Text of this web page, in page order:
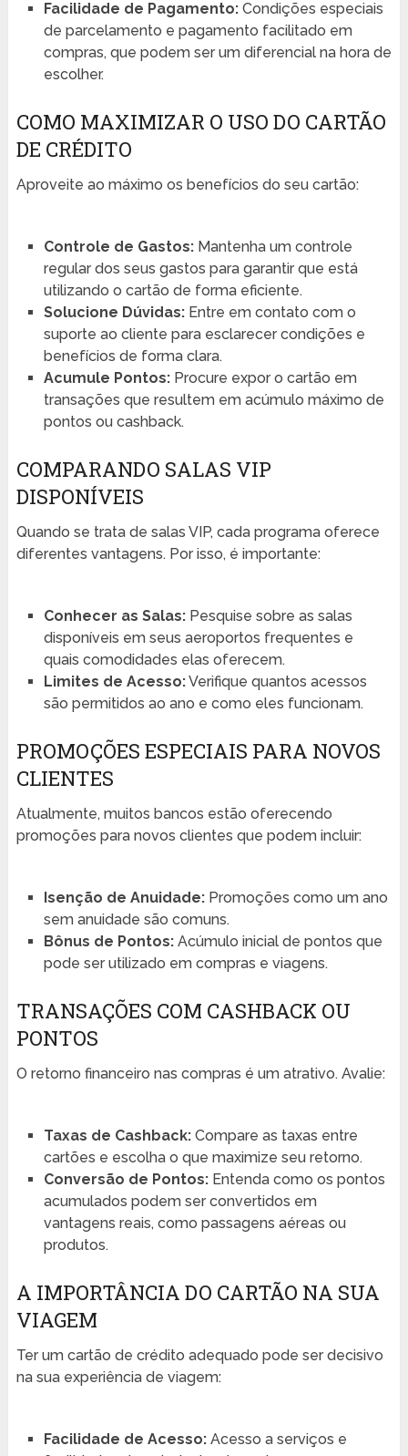
Facilidade de Pagamento:Condições especiais
de parcelamento e pagamento facilitado em
compras, que podem ser um diferencial na hora de
escolher.
COMO MAXIMIZAR O USO DO CARTÃO
DE CRÉDITO
Aproveite ao máximo os benefícios do seu cartão:
Controle de Gastos:Mantenha um controle
regular dos seus gastos para garantir que está
utilizando o cartão de forma eficiente.
Solucione Dúvidas:Entre em contato com o
suporte ao cliente para esclarecer condições e
benefícios de forma clara.
Acumule Pontos:Procure expor o cartão em
transações que resultem em acúmulo máximo de
pontos ou cashback.
COMPARANDO SALAS VIP
DISPONÍVEIS
Quando se trata de salas VIP, cada programa oferece
diferentes vantagens. Por isso, é importante:
Conhecer as Salas:Pesquise sobre as salas
disponíveis em seus aeroportos frequentes e
quais comodidades elas oferecem.
Limites de Acesso:Verifique quantos acessos
são permitidos ao ano e como eles funcionam.
PROMOÇÕES ESPECIAIS PARA NOVOS
CLIENTES
Atualmente, muitos bancos estão oferecendo
promoções para novos clientes que podem incluir:
Isenção de Anuidade:Promoções como um ano
sem anuidade são comuns.
Bônus de Pontos:Acúmulo inicial de pontos que
pode ser utilizado em compras e viagens.
TRANSAÇÕES COM CASHBACK OU
PONTOS
O retorno financeiro nas compras é um atrativo. Avalie:
Taxas de Cashback:Compare as taxas entre
cartões e escolha o que maximize seu retorno.
Conversão de Pontos:Entenda como os pontos
acumulados podem ser convertidos em
vantagens reais, como passagens aéreas ou
produtos.
A IMPORTÂNCIA DO CARTÃO NA SUA
VIAGEM
Ter um cartão de crédito adequado pode ser decisivo
na sua experiência de viagem:
Facilidade de Acesso:Acesso a serviços e